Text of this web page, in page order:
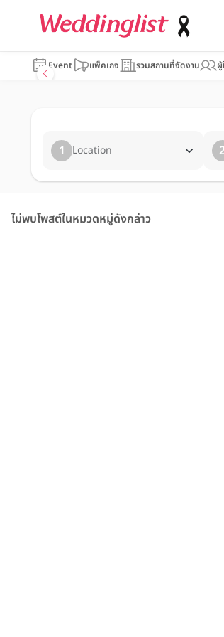
Event แพ็คเกจ รวมสถานที่จัดงาน ผู้
1 Location
ไม่พบโพสต์ในหมวดหมู่ดังกล่าว